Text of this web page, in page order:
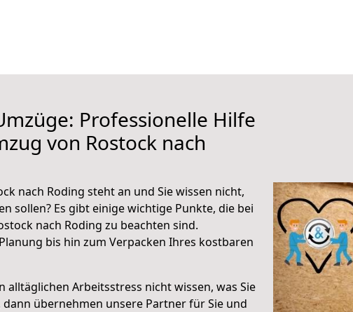
Professionelle Hilfe
von Rostock nach
nach Roding steht an und Sie wissen nicht,
sollen? Es gibt einige wichtige Punkte, die bei
nach Roding zu beachten sind.
bis hin zum Verpacken Ihres kostbaren
alltäglichen Arbeitsstress nicht wissen, was Sie
übernehmen unsere Partner für Sie und